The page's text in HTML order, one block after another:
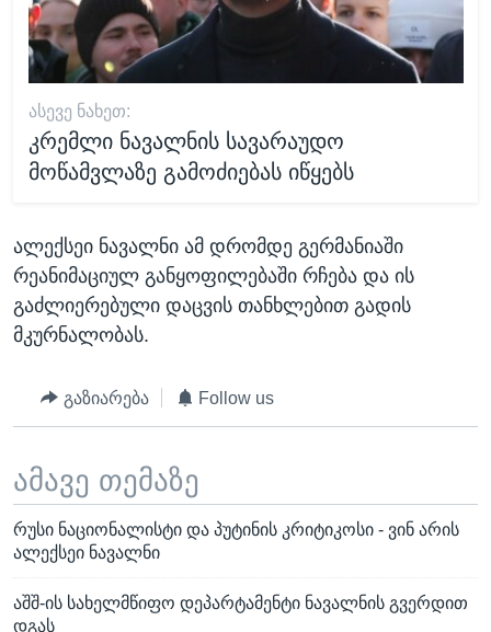
ᲐᲡᲔᲕᲔ ᲜᲐᲮᲔᲗ:
კრემლი ნავალნის სავარაუდო
მოწამვლაზე გამოძიებას იწყებს
ალექსეი ნავალნი ამ დრომდე გერმანიაში
რეანიმაციულ განყოფილებაში რჩება და ის
გაძლიერებული დაცვის თანხლებით გადის
მკურნალობას.
გაზიარება Follow us
ამავე თემაზე
რუსი ნაციონალისტი და პუტინის კრიტიკოსი - ვინ არის
ალექსეი ნავალნი
აშშ-ის სახელმწიფო დეპარტამენტი ნავალნის გვერდით
დგას